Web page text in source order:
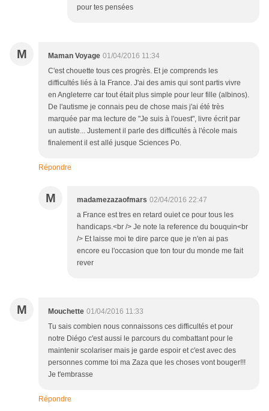
pour tes pensées
M Maman Voyage 01/04/2016 11:34
C'est chouette tous ces progrès. Et je comprends les
difficultés liés à la France. J'ai des amis qui sont partis vivre
en Angleterre car tout était plus simple pour leur fille (albinos).
De l'autisme je connais peu de chose mais j'ai été très
marquée par ma lecture de "Je suis à l'ouest", livre écrit par
un autiste... Justement il parle des difficultés à l'école mais
finalement il est allé jusque Sciences Po.
Répondre
M madamezazaofmars 02/04/2016 22:47
a France est tres en retard ouiet ce pour tous les
handicaps.<br /> Je note la reference du bouquin<br
/> Et laisse moi te dire parce que je n'en ai pas
encore eu l'occasion que ton tour du monde me fait
rever
M Mouchette 01/04/2016 11:33
Tu sais combien nous connaissons ces difficultés et pour
notre Diégo c'est aussi le parcours du combattant pour le
maintenir scolariser mais je garde espoir et c'est avec des
personnes comme toi ma Zaza que les choses vont bouger!!!
Je t'embrasse
Répondre